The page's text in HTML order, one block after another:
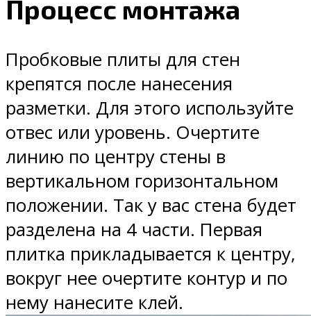
Процесс монтажа
Пробковые плиты для стен
крепятся после нанесения
разметки. Для этого используйте
отвес или уровень. Очертите
линию по центру стены в
вертикальном горизонтальном
положении. Так у вас стена будет
разделена на 4 части. Первая
плитка прикладывается к центру,
вокруг нее очертите контур и по
нему нанесите клей.